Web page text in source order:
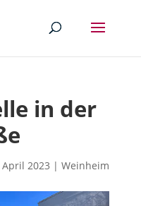
in der
April 2023 | Weinheim